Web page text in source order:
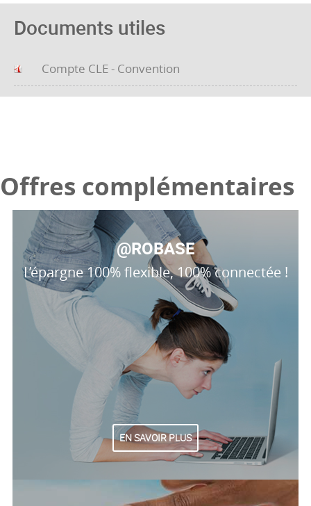
Documents utiles
Compte CLE - Convention
Offres complémentaires
@ROBASE
L’épargne 100% flexible, 100% connectée !
EN SAVOIR PLUS